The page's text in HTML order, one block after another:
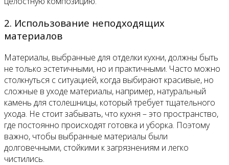
2. Использование неподходящих
материалов
Материалы, выбранные для отделки кухни, должны быть
не только эстетичными, но и практичными. Часто можно
столкнуться с ситуацией, когда выбирают красивые, но
сложные в уходе материалы, например, натуральный
камень для столешницы, который требует тщательного
ухода. Не стоит забывать, что кухня – это пространство,
где постоянно происходят готовка и уборка. Поэтому
важно, чтобы выбранные материалы были
долговечными, стойкими к загрязнениям и легко
чистились.